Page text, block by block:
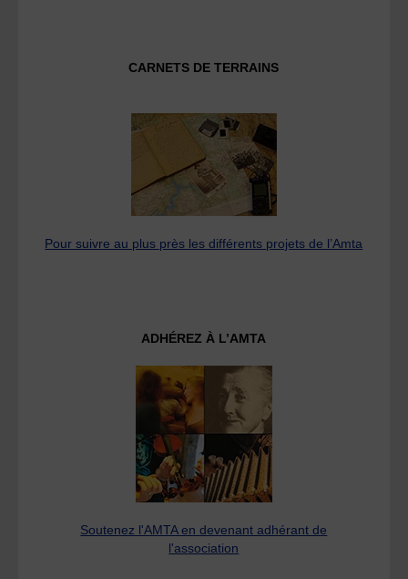
CARNETS DE TERRAINS
Pour suivre au plus près les différents projets de l’Amta
ADHÉREZ À L’AMTA
Soutenez l'AMTA en devenant adhérant de
l'association